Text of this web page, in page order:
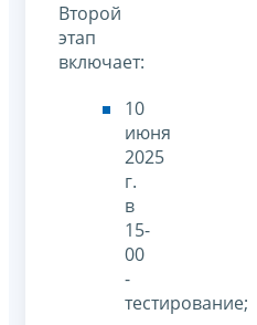
Второй
этап
включает:
10
июня
2025
г.
в
15-
00
-
тестирование;